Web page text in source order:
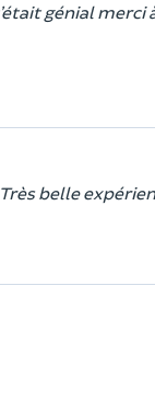
génial merci
belle